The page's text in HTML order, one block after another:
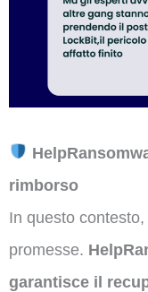
rimborso
In questo
promesse.
garantisce il